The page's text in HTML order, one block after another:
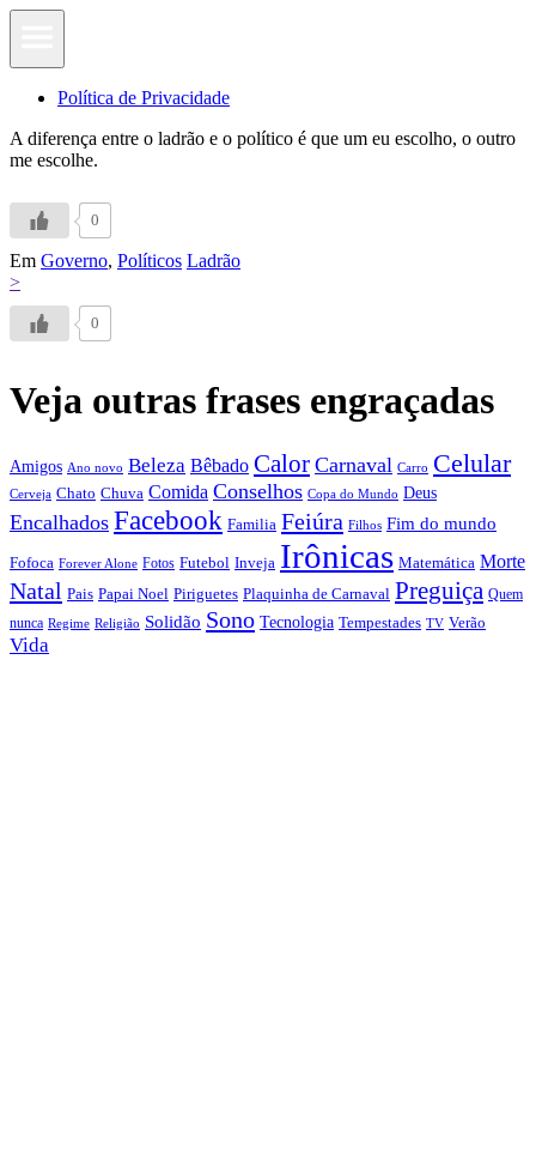
Política de Privacidade
A diferença entre o ladrão e o político é que um eu escolho, o outro
me escolhe.
0
Em Governo, Políticos Ladrão
>
0
Veja outras frases engraçadas
Amigos Ano novo Beleza Bêbado Calor Carnaval Carro Celular
Cerveja Chato Chuva Comida Conselhos Copa do Mundo Deus
Encalhados Facebook Familia Feiúra Filhos Fim do mundo
Fofoca Forever Alone Fotos Futebol Inveja Irônicas Matemática Morte
Natal Pais Papai Noel Piriguetes Plaquinha de Carnaval Preguiça Quem
nunca Regime Religião Solidão Sono Tecnologia Tempestades TV Verão
Vida